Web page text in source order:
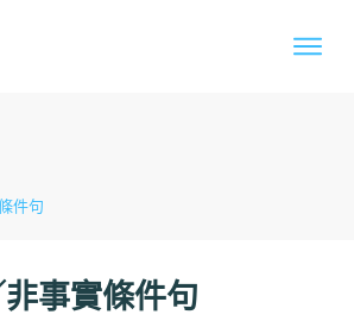
件句
事實條件句